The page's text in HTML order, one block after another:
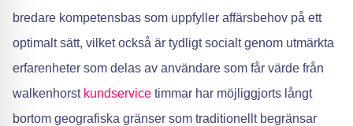
bredare kompetensbas som uppfyller affärsbehov på ett
optimalt sätt, vilket också är tydligt socialt genom utmärkta
erfarenheter som delas av användare som får värde från
walkenhorst kundservice timmar har möjliggjorts långt
bortom geografiska gränser som traditionellt begränsar